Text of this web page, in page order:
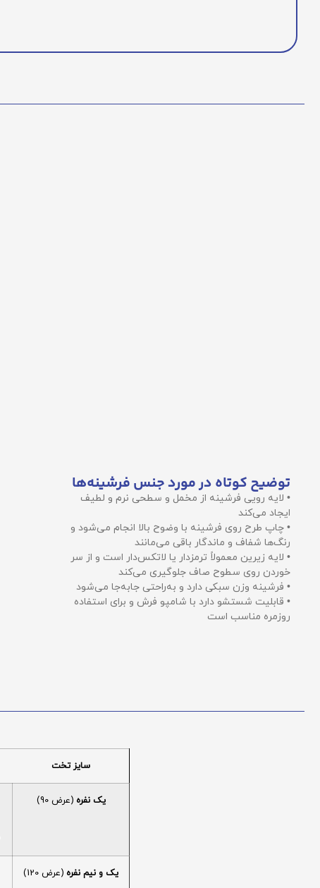
توضیح کوتاه در مورد جنس فرشینه‌ها
• لایه رویی فرشینه از مخمل و سطحی نرم و لطیف
ایجاد می‌کند
• چاپ طرح روی فرشینه با وضوح بالا انجام می‌شود و
رنگ‌ها شفاف و ماندگار باقی می‌مانند
• لایه زیرین معمولاً ترمزدار یا لاتکس‌دار است و از سر
خوردن روی سطوح صاف جلوگیری می‌کند
• فرشینه وزن سبکی دارد و به‌راحتی جابه‌جا می‌شود
• قابلیت شستشو دارد با شامپو فرش و برای استفاده
روزمره مناسب است
سایز تخت
یک نفره (عرض 90)
یک و نیم نفره (عرض 120)